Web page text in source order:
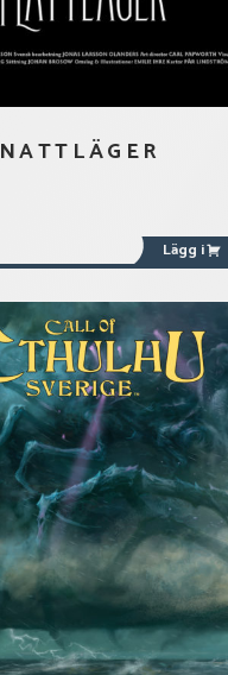
NATTLÄGER
Lägg i